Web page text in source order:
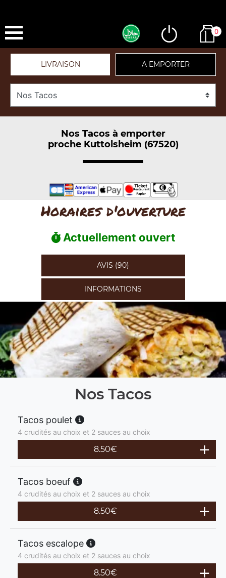
0
LIVRAISON A EMPORTER
Nos Tacos à emporter
proche Kuttolsheim (67520)
Horaires d'ouverture
Actuellement ouvert
AVIS (90)
INFORMATIONS
Nos Tacos
Tacos poulet
4 crudités au choix et 2 sauces au choix
8.50€
Tacos boeuf
4 crudités au choix et 2 sauces au choix
8.50€
Tacos escalope
4 crudités au choix et 2 sauces au choix
8.50€